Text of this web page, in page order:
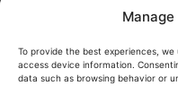
To provide the best experiences,
access device information.
data such as browsing behavior or
이용 약관 동의 쿠키 개인정보 보